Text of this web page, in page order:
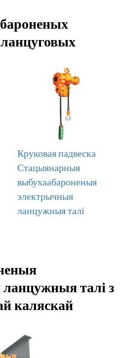
Круковая падвеска
Стацыянарныя
выбухаабароненыя
электрычныя
ланцужныя талі
талі з
каляскай